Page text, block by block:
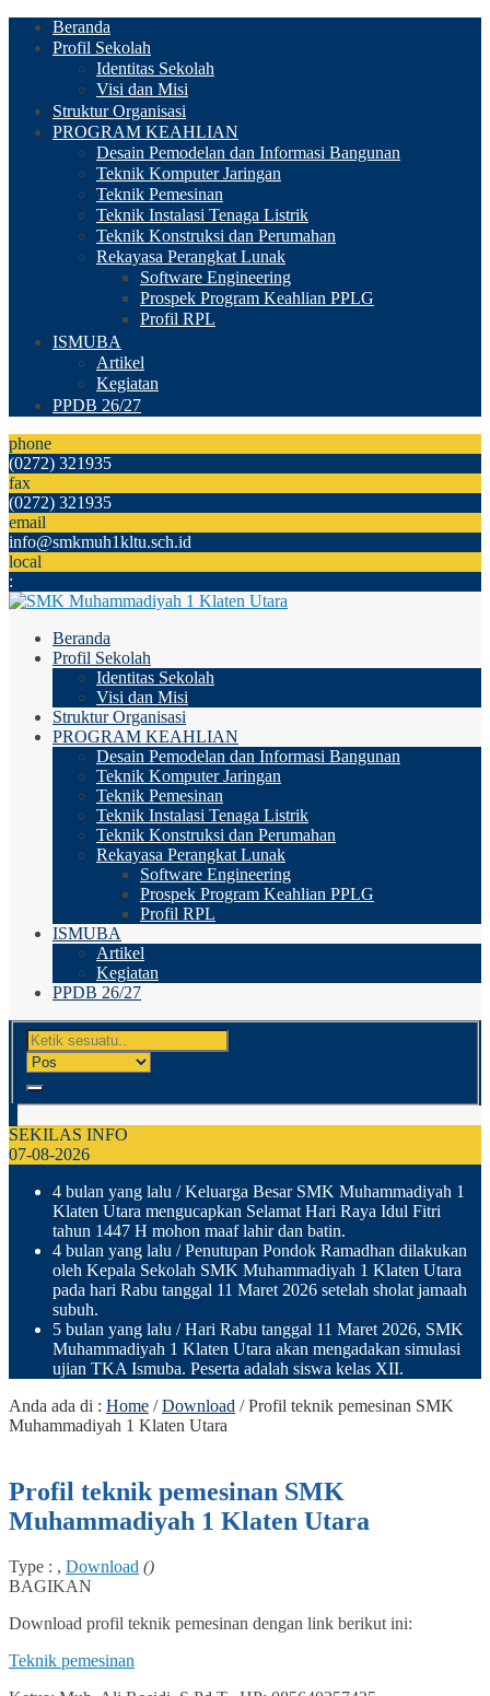
Beranda
Profil Sekolah
Identitas Sekolah
Visi dan Misi
Struktur Organisasi
PROGRAM KEAHLIAN
Desain Pemodelan dan Informasi Bangunan
Teknik Komputer Jaringan
Teknik Pemesinan
Teknik Instalasi Tenaga Listrik
Teknik Konstruksi dan Perumahan
Rekayasa Perangkat Lunak
Software Engineering
Prospek Program Keahlian PPLG
Profil RPL
ISMUBA
Artikel
Kegiatan
PPDB 26/27
phone
(0272) 321935
fax
(0272) 321935
email
info@smkmuh1kltu.sch.id
local
:
Beranda
Profil Sekolah
Identitas Sekolah
Visi dan Misi
Struktur Organisasi
PROGRAM KEAHLIAN
Desain Pemodelan dan Informasi Bangunan
Teknik Komputer Jaringan
Teknik Pemesinan
Teknik Instalasi Tenaga Listrik
Teknik Konstruksi dan Perumahan
Rekayasa Perangkat Lunak
Software Engineering
Prospek Program Keahlian PPLG
Profil RPL
ISMUBA
Artikel
Kegiatan
PPDB 26/27
SEKILAS INFO
07-08-2026
4 bulan yang lalu / Keluarga Besar SMK Muhammadiyah 1
Klaten Utara mengucapkan Selamat Hari Raya Idul Fitri
tahun 1447 H mohon maaf lahir dan batin.
4 bulan yang lalu / Penutupan Pondok Ramadhan dilakukan
oleh Kepala Sekolah SMK Muhammadiyah 1 Klaten Utara
pada hari Rabu tanggal 11 Maret 2026 setelah sholat jamaah
subuh.
5 bulan yang lalu / Hari Rabu tanggal 11 Maret 2026, SMK
Muhammadiyah 1 Klaten Utara akan mengadakan simulasi
ujian TKA Ismuba. Peserta adalah siswa kelas XII.
Anda ada di : Home /Download /Profil teknik pemesinan SMK
Muhammadiyah 1 Klaten Utara
Profil teknik pemesinan SMK
Muhammadiyah 1 Klaten Utara
Type : , Download ()
BAGIKAN
Download profil teknik pemesinan dengan link berikut ini:
Teknik pemesinan